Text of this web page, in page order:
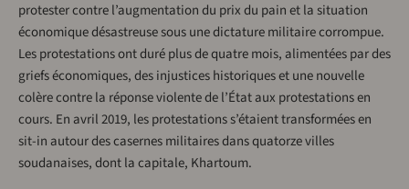
protester contre l’augmentation du prix du pain et la situation
économique désastreuse sous une dictature militaire corrompue.
Les protestations ont duré plus de quatre mois, alimentées par des
griefs économiques, des injustices historiques et une nouvelle
colère contre la réponse violente de l’État aux protestations en
cours. En avril 2019, les protestations s’étaient transformées en
sit-in autour des casernes militaires dans quatorze villes
soudanaises, dont la capitale, Khartoum.